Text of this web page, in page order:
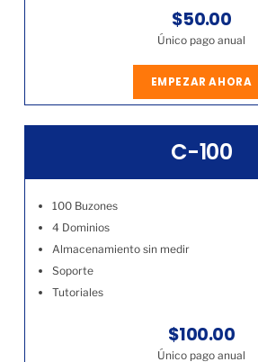
$50.00
Único pago anual
EMPEZAR AHORA
C-100
100 Buzones
4 Dominios
Almacenamiento sin medir
Soporte
Tutoriales
$100.00
Único pago anual